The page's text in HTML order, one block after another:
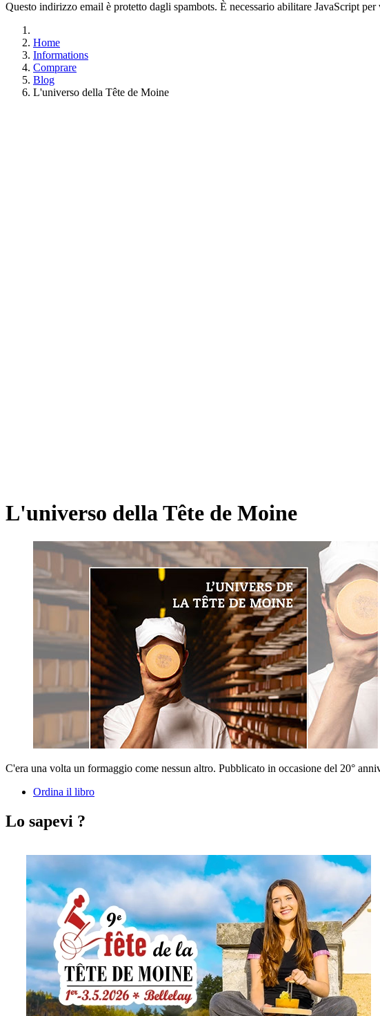
Questo indirizzo email è protetto dagli spambots. È necessario abilitare JavaScript per
Home
Informations
Comprare
Blog
L'universo della Tête de Moine
L'universo della Tête de Moine
C'era una volta un formaggio come nessun altro. Pubblicato in occasione del 20°
Ordina il libro
Lo sapevi ?